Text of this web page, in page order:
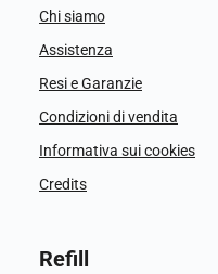
Chi siamo
Assistenza
Resi e Garanzie
Condizioni di vendita
Informativa sui cookies
Credits
Refill